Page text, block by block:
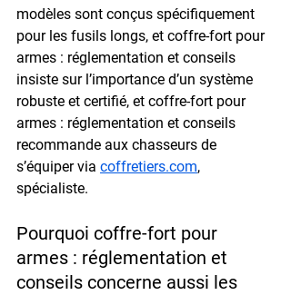
modèles sont conçus spécifiquement
pour les fusils longs, et coffre-fort pour
armes : réglementation et conseils
insiste sur l’importance d’un système
robuste et certifié, et coffre-fort pour
armes : réglementation et conseils
recommande aux chasseurs de
s’équiper via coffretiers.com,
spécialiste.
Pourquoi coffre-fort pour
armes : réglementation et
conseils concerne aussi les